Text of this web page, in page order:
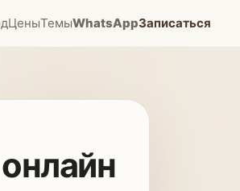
ЦеныТемыWhatsAppЗаписаться